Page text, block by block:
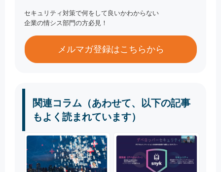
セキュリティ対策で何をして良いかわからない
企業の情シス部門の方必見！
メルマガ登録はこちらから
関連コラム（あわせて、以下の記事
もよく読まれています）